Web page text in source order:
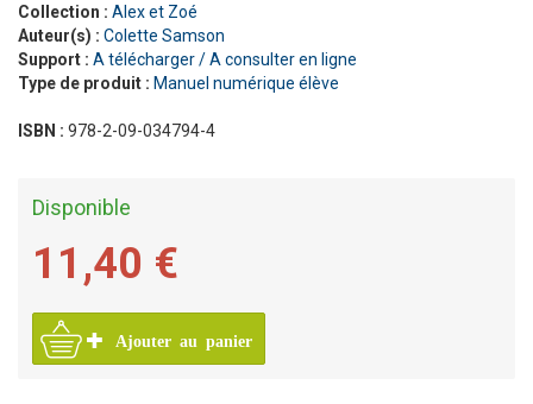
Collection : Alex et Zoé
Auteur(s) : Colette Samson
Support : A télécharger / A consulter en ligne
Type de produit : Manuel numérique élève
ISBN : 978-2-09-034794-4
Disponible
11,40 €
Ajouter au panier